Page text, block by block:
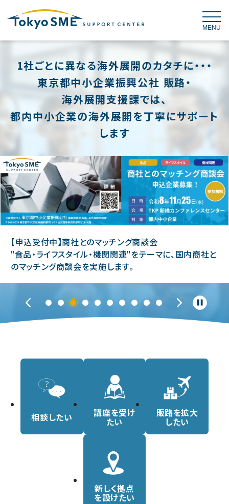
MENU
1社ごとに異なる海外展開のカタチに・・・
東京都中小企業振興公社 販路・
海外展開支援課では、
都内中小企業の海外展開を丁寧にサポート
します
会
マに、国内商社と
公社タイ事務所が、タイ企業へ徹底
的な課題」「調達ニーズ」をご紹介し
相談したい 講座を受け
たい
販路を拡大
したい
新しく拠点
を設けたい